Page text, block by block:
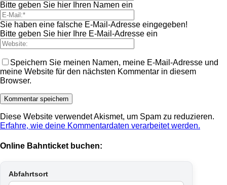
Bitte geben Sie hier Ihren Namen ein
Sie haben eine falsche E-Mail-Adresse eingegeben!
Bitte geben Sie hier Ihre E-Mail-Adresse ein
Speichern Sie meinen Namen, meine E-Mail-Adresse und
meine Website für den nächsten Kommentar in diesem
Browser.
Diese Website verwendet Akismet, um Spam zu reduzieren.
Erfahre, wie deine Kommentardaten verarbeitet werden.
Online Bahnticket buchen:
Abfahrtsort